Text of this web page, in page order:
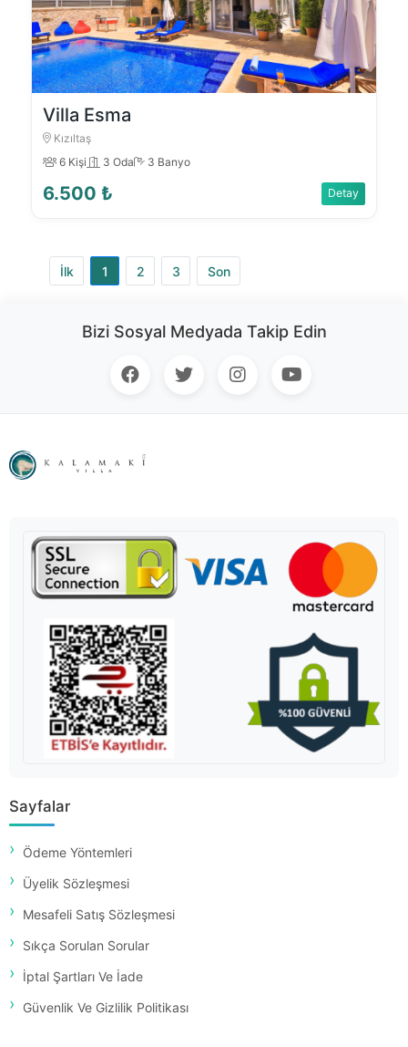
Villa Esma
Kızıltaş
6 Kişi
3 Oda 3 Banyo
6.500 ₺ Detay
İlk 1 2 3 Son
Bizi Sosyal Medyada Takip Edin
Sayfalar
Ödeme Yöntemleri
Üyelik Sözleşmesi
Mesafeli Satış Sözleşmesi
Sıkça Sorulan Sorular
İptal Şartları Ve İade
Güvenlik Ve Gizlilik Politikası